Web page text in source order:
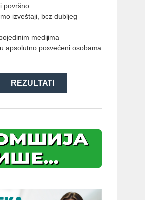
površno
izveštaji, bez dubljeg
medijima
apsolutno posvećeni osobama
REZULTATI